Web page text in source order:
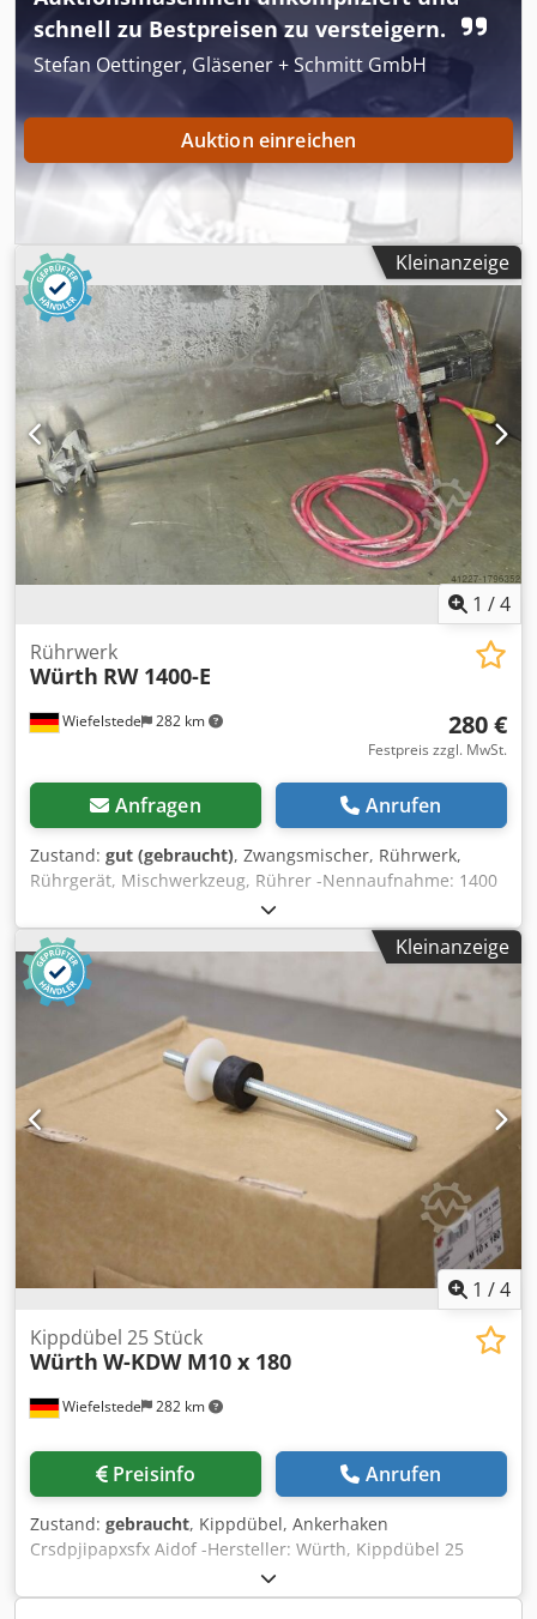
schnell zu Bestpreisen zu versteigern.
Stefan Oettinger, Gläsener + Schmitt GmbH
Auktion einreichen
Kleinanzeige
1 /4
Wiefelstede 282 km
Rührwerk
Würth RW 1400-E
280 €
Festpreis zzgl. MwSt.
Anfragen Anrufen
Zustand: gut (gebraucht), Zwangsmischer, Rührwerk,
Rührgerät, Mischwerkzeug, Rührer -Nennaufnahme: 1400
Watt -Anschluss: 230 Volt -Drehzahl: 150-470 U/min
Crjdpfjb A Ikaox Aidef -Abmessungen: 920/450/H220 mm -
Gewicht: 7 kg
Kleinanzeige
1 /4
Wiefelstede 282 km
Kippdübel 25 Stück
Würth W-KDW M10 x 180
Preisinfo Anrufen
Zustand: gebraucht, Kippdübel, Ankerhaken
Crsdpjipapxsfx Aidof -Hersteller: Würth, Kippdübel 25
Stück/Karton -Typ: W-KDW M10 x 180 -Anzahl: 27 Karton
vorhanden -Preis: pro Karton -Abmessung Karton: